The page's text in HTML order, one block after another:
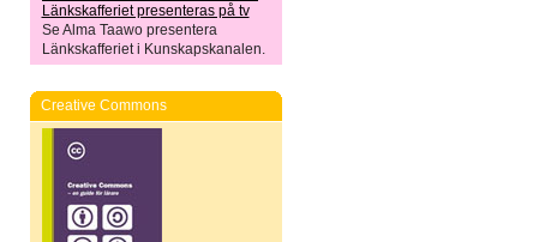
Länkskafferiet presenteras på tv
Se Alma Taawo presentera
Länkskafferiet i Kunskapskanalen.
Creative Commons